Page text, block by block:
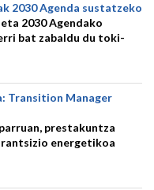
2030 Agenda sustatzeko
2030 Agendako
bat zabaldu du toki-
Transition Manager
prestakuntza
energetikoa